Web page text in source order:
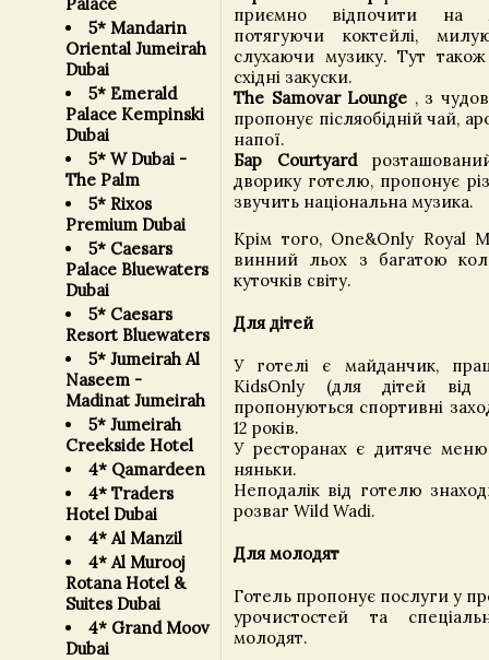
5* Mandarin
Oriental Jumeirah
Dubai
5* Emerald
Palace Kempinski
Dubai
5* W Dubai -
The Palm
5* Rixos
Premium Dubai
5* Caesars
Palace Bluewaters
Dubai
5* Caesars
Resort Bluewaters
5* Jumeirah Al
Naseem -
Madinat Jumeirah
5* Jumeirah
Creekside Hotel
4* Qamardeen
4* Traders
Hotel Dubai
4* Al Manzil
4* Al Murooj
Rotana Hotel &
Suites Dubai
4* Grand Moov
Dubai
приємно відпочити на
потягуючи коктейлі,
слухаючи музику. Тут
східні закуски.
The Samovar Lounge , з
пропонує післяобідній чай,
напої.
Бар Courtyard
дворику готелю, пропонує
звучить національна музика.
Крім того, One&Only Royal
винний льох з багатою
куточків світу.
Для дітей
У готелі є майданчик,
KidsOnly (для дітей
пропонуються спортивні
12 років.
У ресторанах є дитяче
няньки.
Неподалік від готелю
розваг Wild Wadi.
Для молодят
Готель пропонує послуги у
урочистостей та
молодят.